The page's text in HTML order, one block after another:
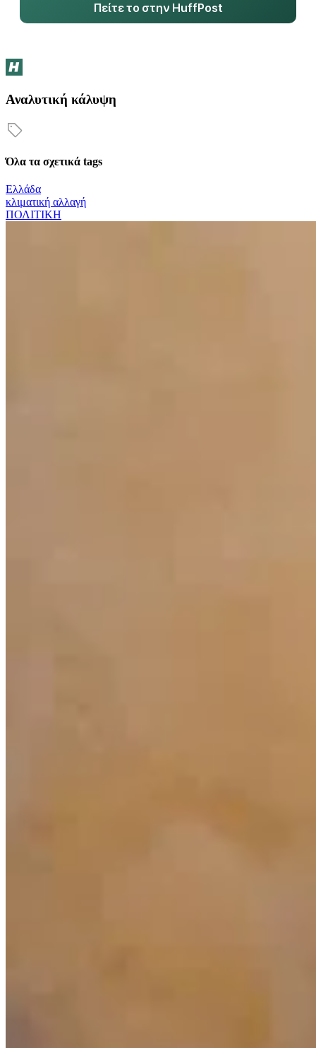
Πείτε το στην HuffPost
Αναλυτική κάλυψη
Όλα τα σχετικά tags
Ελλάδα
κλιματική αλλαγή
ΠΟΛΙΤΙΚΗ